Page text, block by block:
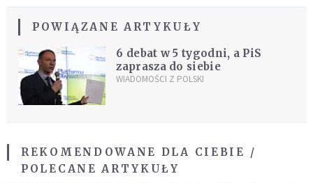
POWIĄZANE ARTYKUŁY
6 debat w 5 tygodni, a PiS
zaprasza do siebie
WIADOMOŚCI Z POLSKI
REKOMENDOWANE DLA CIEBIE /
POLECANE ARTYKUŁY